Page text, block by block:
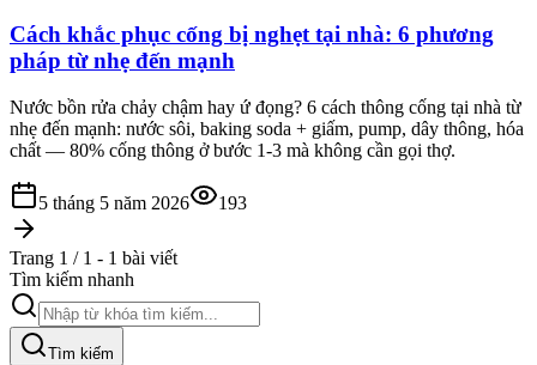
Cách khắc phục cống bị nghẹt tại nhà: 6 phương
pháp từ nhẹ đến mạnh
Nước bồn rửa chảy chậm hay ứ đọng? 6 cách thông cống tại nhà từ
nhẹ đến mạnh: nước sôi, baking soda + giấm, pump, dây thông, hóa
chất — 80% cống thông ở bước 1-3 mà không cần gọi thợ.
5 tháng 5 năm 2026 193
Trang 1 / 1 - 1 bài viết
Tìm kiếm nhanh
Tìm kiếm